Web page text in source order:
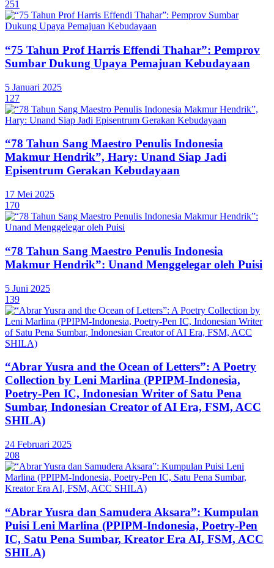
251
“75 Tahun Prof Harris Effendi Thahar”: Pemprov
Sumbar Dukung Upaya Pemajuan Kebudayaan
5 Januari 2025
127
“78 Tahun Sang Maestro Penulis Indonesia
Makmur Hendrik”, Hary: Unand Siap Jadi
Episentrum Gerakan Kebudayaan
17 Mei 2025
170
“78 Tahun Sang Maestro Penulis Indonesia
Makmur Hendrik”: Unand Menggelegar oleh Puisi
5 Juni 2025
139
“Abrar Yusra and the Ocean of Letters”: A Poetry
Collection by Leni Marlina (PPIPM-Indonesia,
Poetry-Pen IC, Indonesian Writer of Satu Pena
Sumbar, Indonesian Creator of AI Era, FSM, ACC
SHILA)
24 Februari 2025
208
“Abrar Yusra dan Samudera Aksara”: Kumpulan
Puisi Leni Marlina (PPIPM-Indonesia, Poetry-Pen
IC, Satu Pena Sumbar, Kreator Era AI, FSM, ACC
SHILA)